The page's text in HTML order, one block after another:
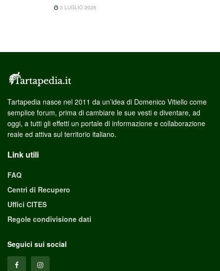
3 LUGLIO 2026
Tartapedia nasce nel 2011 da un’idea di Domenico Vitiello come
semplice forum, prima di cambiare le sue vesti e diventare, ad
oggi, a tutti gli effetti un portale di informazione e collaborazione
reale ed attiva sul territorio italiano.
Link utili
FAQ
Centri di Recupero
Uffici CITES
Regole condivisione dati
Seguici sui social